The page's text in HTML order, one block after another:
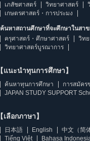
เภสัชศาสตร์
วิทยาศาสตร์
เกษตรศาสตร์・การประมง
ค้นหาสถานศึกษาที่จะศึกษาในสา
ครุศาสตร์・ศึกษาศาสตร์
วิท
วิทยาศาสตร์บูรณาการ
【แนะนำทุนการศึกษา】
ค้นหาทุนการศึกษา
การสมัคร
JAPAN STUDY SUPPORT
【เลือกภาษา】
日本語 English 中文（简
Tiếng Việt
Bahasa